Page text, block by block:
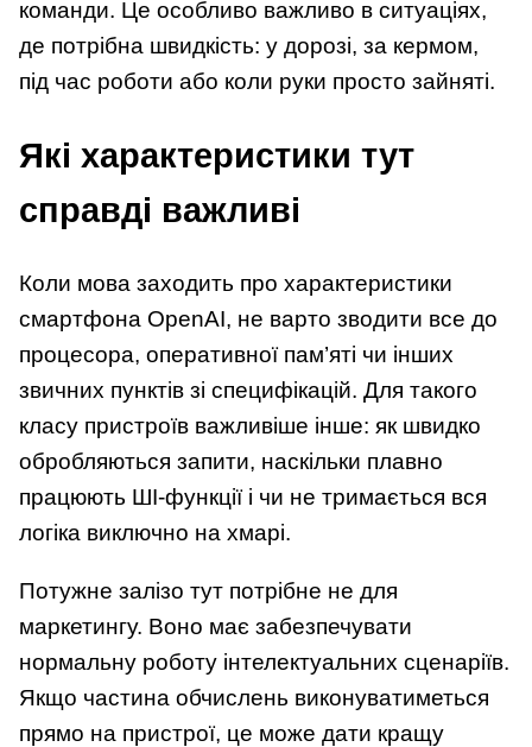
команди. Це особливо важливо в ситуаціях,
де потрібна швидкість: у дорозі, за кермом,
під час роботи або коли руки просто зайняті.
Які характеристики тут
справді важливі
Коли мова заходить про характеристики
смартфона OpenAI, не варто зводити все до
процесора, оперативної пам’яті чи інших
звичних пунктів зі специфікацій. Для такого
класу пристроїв важливіше інше: як швидко
обробляються запити, наскільки плавно
працюють ШІ-функції і чи не тримається вся
логіка виключно на хмарі.
Потужне залізо тут потрібне не для
маркетингу. Воно має забезпечувати
нормальну роботу інтелектуальних сценаріїв.
Якщо частина обчислень виконуватиметься
прямо на пристрої, це може дати кращу